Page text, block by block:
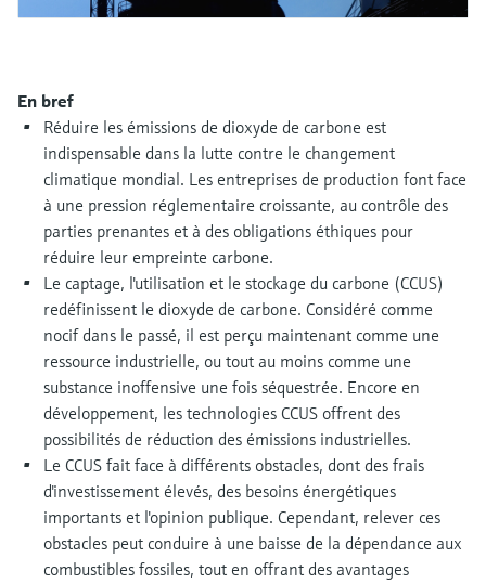
l'application
Trouver des informations et de la
documentation spécifiques à un produit
Recherche de pièces détachées
Trouvez la bonne pièce de rechange en
tapant la racine/le code du produit et
accédez aux données spécifiques, vues
éclatées et notices de montage des appareils
pour un remplacement/réparation rapide.
Mesure du niveau par la pression
Voir tous
Analyseurs de dureté, fer, etc.
Mesure par transmission de micro-
ondes
Technologie Memosens
Voir tous
En bref
Réduire les émissions de dioxyde de carbone est
indispensable dans la lutte contre le changement
climatique mondial. Les entreprises de production font face
à une pression réglementaire croissante, au contrôle des
parties prenantes et à des obligations éthiques pour
réduire leur empreinte carbone.
Le captage, l'utilisation et le stockage du carbone (CCUS)
redéfinissent le dioxyde de carbone. Considéré comme
nocif dans le passé, il est perçu maintenant comme une
ressource industrielle, ou tout au moins comme une
substance inoffensive une fois séquestrée. Encore en
développement, les technologies CCUS offrent des
possibilités de réduction des émissions industrielles.
Le CCUS fait face à différents obstacles, dont des frais
d'investissement élevés, des besoins énergétiques
importants et l'opinion publique. Cependant, relever ces
obstacles peut conduire à une baisse de la dépendance aux
combustibles fossiles, tout en offrant des avantages